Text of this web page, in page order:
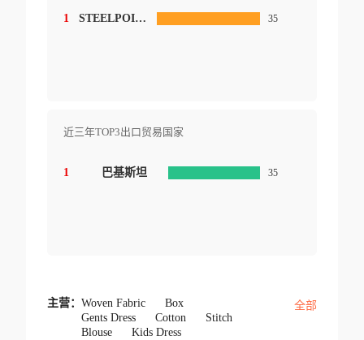
1 STEELPOINT TECHNOLOGIES INC. 35
近三年TOP3出口贸易国家
1 巴基斯坦 35
主营： Woven Fabric
Box
Gents Dress
Cotton
Stitch
Blouse
Kids Dress
全部